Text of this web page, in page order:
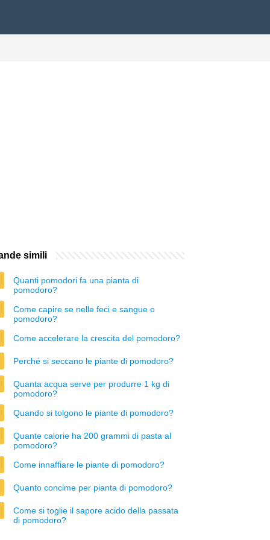
simili
Quanti pomodori fa una pianta di
pomodoro?
Come capire se nelle feci e sangue o
pomodoro?
Come accelerare la crescita del pomodoro?
Perché si seccano le piante di pomodoro?
Quanta acqua serve per produrre 1 kg di
pomodoro?
Quando si tolgono le piante di pomodoro?
Quante calorie ha 200 grammi di pasta al
pomodoro?
Come innaffiare le piante di pomodoro?
Quanto concime per pianta di pomodoro?
Come si toglie il sapore acido della passata
di pomodoro?